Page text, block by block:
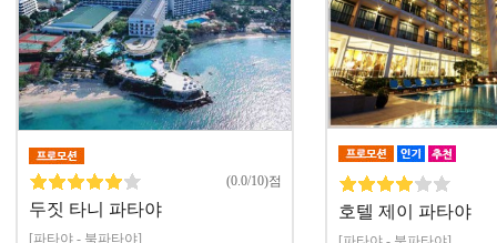
(0.0/10)점
두짓 타니 파타야
[파타야 - 북파타야]
호텔 제이 파타야